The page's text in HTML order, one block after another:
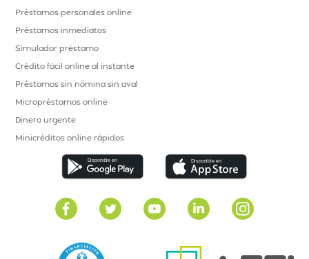
Préstamos personales online
Préstamos inmediatos
Simulador préstamo
Crédito fácil online al instante
Préstamos sin nómina sin aval
Micropréstamos online
Dinero urgente
Minicréditos online rápidos